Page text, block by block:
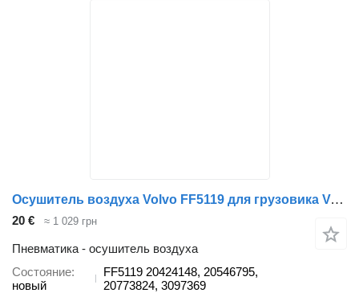
Осушитель воздуха Volvo FF5119 для грузовика Volvo RVI MAGNUM, VOLVO FH 02- ,SCANIA 94-144
20 € ≈ 1 029 грн
Пневматика - осушитель воздуха
Состояние
новый
FF5119 20424148, 20546795,
20773824, 3097369